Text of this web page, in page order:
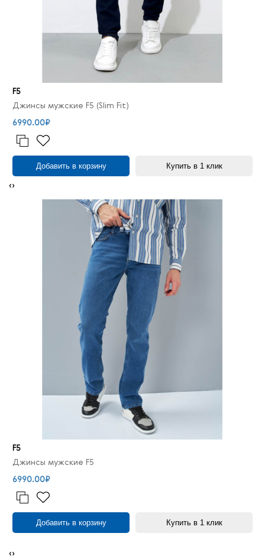
F5
Джинсы мужские F5 (Slim Fit)
6990.00₽
Добавить в корзину Купить в 1 клик
‹›
F5
Джинсы мужские F5
6990.00₽
Добавить в корзину Купить в 1 клик
‹›